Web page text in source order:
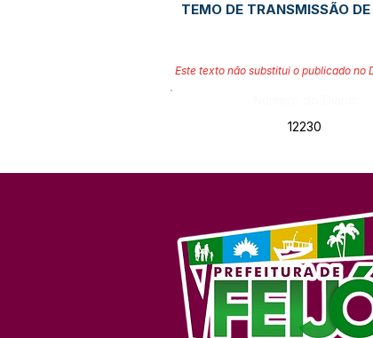
TEMO DE TRANSMISSÃO DE
Este texto não substitui o publicado
12230